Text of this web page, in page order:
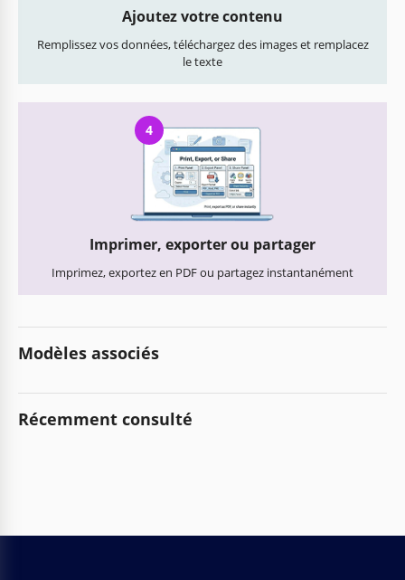
Ajoutez votre contenu
Remplissez vos données, téléchargez des images et remplacez
le texte
4
Imprimer, exporter ou partager
Imprimez, exportez en PDF ou partagez instantanément
Modèles associés
Récemment consulté